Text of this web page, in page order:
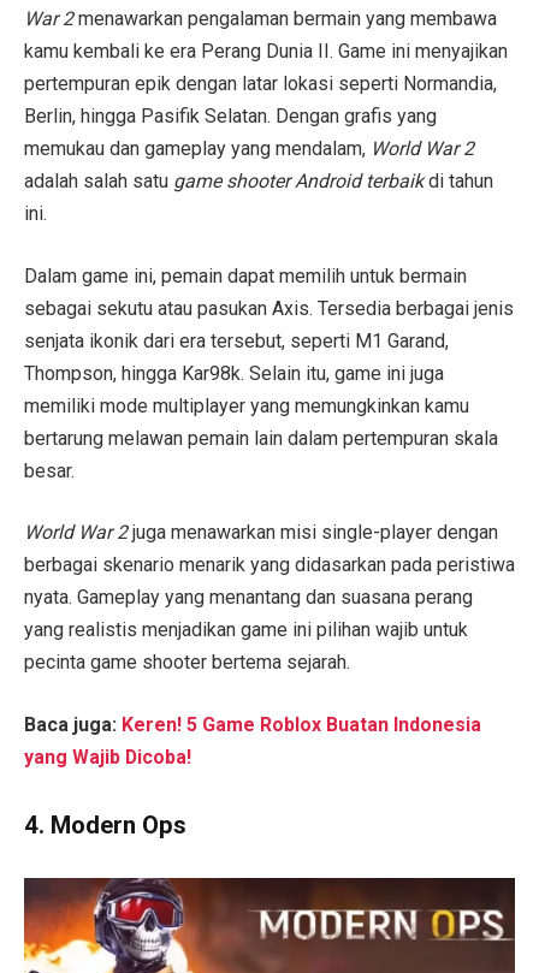
War 2menawarkan pengalaman bermain yang membawa
kamu kembali ke era Perang Dunia II. Game ini menyajikan
pertempuran epik dengan latar lokasi seperti Normandia,
Berlin, hingga Pasifik Selatan. Dengan grafis yang
memukau dan gameplay yang mendalam, World War 2
adalah salah satu game shooter Android terbaikdi tahun
ini.
Dalam game ini, pemain dapat memilih untuk bermain
sebagai sekutu atau pasukan Axis. Tersedia berbagai jenis
senjata ikonik dari era tersebut, seperti M1 Garand,
Thompson, hingga Kar98k. Selain itu, game ini juga
memiliki mode multiplayer yang memungkinkan kamu
bertarung melawan pemain lain dalam pertempuran skala
besar.
World War 2juga menawarkan misi single-player dengan
berbagai skenario menarik yang didasarkan pada peristiwa
nyata. Gameplay yang menantang dan suasana perang
yang realistis menjadikan game ini pilihan wajib untuk
pecinta game shooter bertema sejarah.
Baca juga: Keren! 5 Game Roblox Buatan Indonesia
yang Wajib Dicoba!
4. Modern Ops